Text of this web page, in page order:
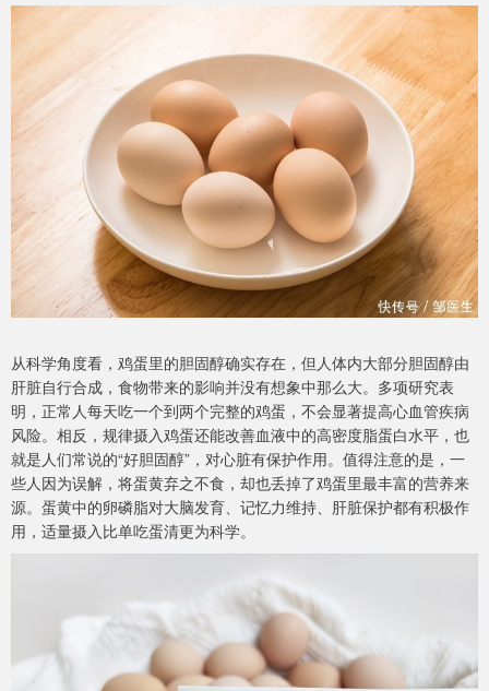
从科学角度看，鸡蛋里的胆固醇确实存在，但人体内大部分胆固醇由
肝脏自行合成，食物带来的影响并没有想象中那么大。多项研究表
明，正常人每天吃一个到两个完整的鸡蛋，不会显著提高心血管疾病
风险。相反，规律摄入鸡蛋还能改善血液中的高密度脂蛋白水平，也
就是人们常说的“好胆固醇”，对心脏有保护作用。值得注意的是，一
些人因为误解，将蛋黄弃之不食，却也丢掉了鸡蛋里最丰富的营养来
源。蛋黄中的卵磷脂对大脑发育、记忆力维持、肝脏保护都有积极作
用，适量摄入比单吃蛋清更为科学。